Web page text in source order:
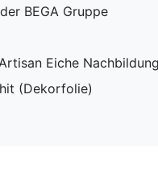
BEGA Gruppe
Eiche
(Dekorfolie)